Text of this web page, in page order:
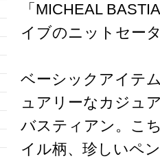
「MICHEAL
イブのニットセー
ベーシックアイテ
ュアリーなカジュ
バスティアン。こ
イル柄、珍しいペ